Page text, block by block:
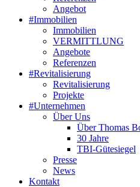
Angebot
#Immobilien
Immobilien
VERMITTLUNG
Angebote
Referenzen
#Revitalisierung
Revitalisierung
Projekte
#Unternehmen
Über Uns
Über Thomas
30 Jahre
TBI-Gütesiegel
Presse
News
Kontakt